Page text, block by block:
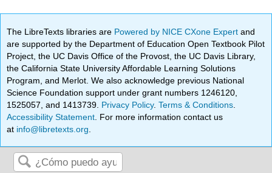
The LibreTexts libraries are Powered by NICE CXone Expertand
are supported by the Department of Education Open Textbook Pilot
Project, the UC Davis Office of the Provost, the UC Davis Library,
the California State University Affordable Learning Solutions
Program, and Merlot. We also acknowledge previous National
Science Foundation support under grant numbers 1246120,
1525057, and 1413739. Privacy Policy.Terms & Conditions
Accessibility Statement . For more information contact us
at info@libretexts.org